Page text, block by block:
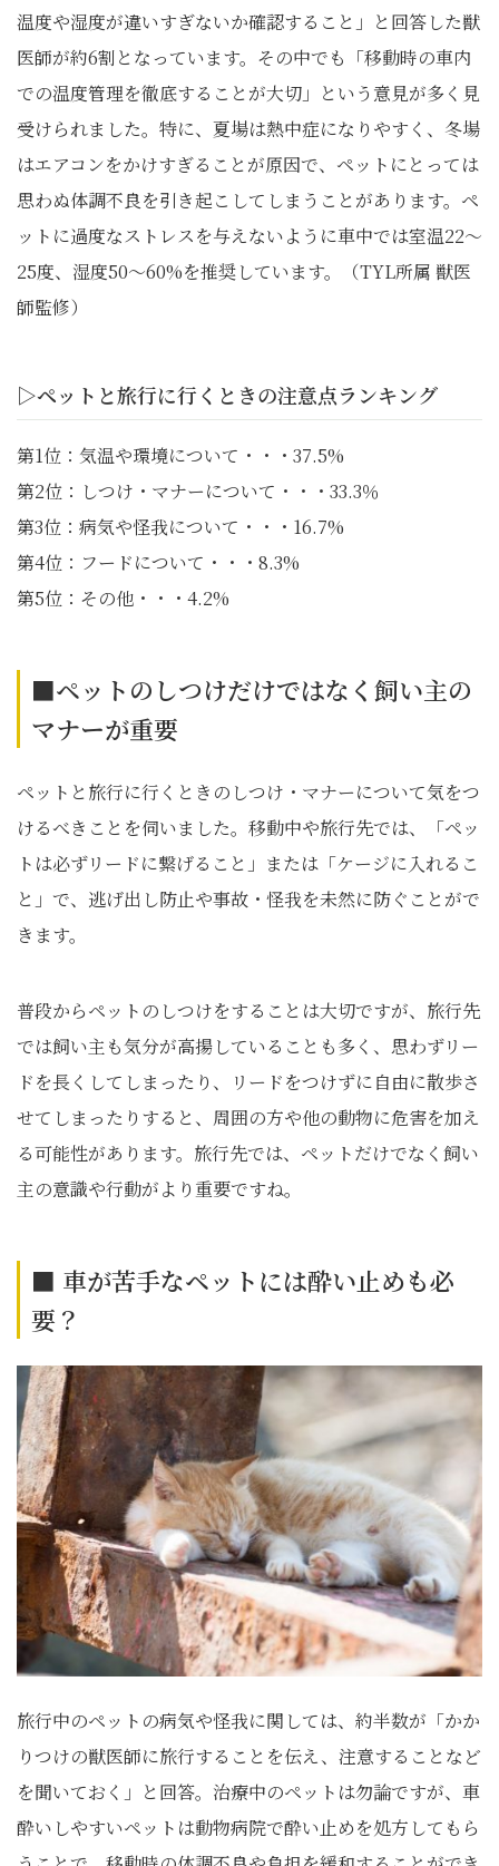
温度や湿度が違いすぎないか確認すること」と回答した獣
医師が約6割となっています。その中でも「移動時の車内
での温度管理を徹底することが大切」という意見が多く見
受けられました。特に、夏場は熱中症になりやすく、冬場
はエアコンをかけすぎることが原因で、ペットにとっては
思わぬ体調不良を引き起こしてしまうことがあります。ペ
ットに過度なストレスを与えないように車中では室温22～
25度、湿度50～60%を推奨しています。（TYL所属 獣医
師監修）
▷ペットと旅行に行くときの注意点ランキング
第1位：気温や環境について・・・37.5%
第2位：しつけ・マナーについて・・・33.3％
第3位：病気や怪我について・・・16.7%
第4位：フードについて・・・8.3%
第5位：その他・・・4.2%
■ペットのしつけだけではなく飼い主の
マナーが重要
ペットと旅行に行くときのしつけ・マナーについて気をつ
けるべきことを伺いました。移動中や旅行先では、「ペッ
トは必ずリードに繋げること」または「ケージに入れるこ
と」で、逃げ出し防止や事故・怪我を未然に防ぐことがで
きます。
普段からペットのしつけをすることは大切ですが、旅行先
では飼い主も気分が高揚していることも多く、思わずリー
ドを長くしてしまったり、リードをつけずに自由に散歩さ
せてしまったりすると、周囲の方や他の動物に危害を加え
る可能性があります。旅行先では、ペットだけでなく飼い
主の意識や行動がより重要ですね。
■ 車が苦手なペットには酔い止めも必
要？
旅行中のペットの病気や怪我に関しては、約半数が「かか
りつけの獣医師に旅行することを伝え、注意することなど
を聞いておく」と回答。治療中のペットは勿論ですが、車
酔いしやすいペットは動物病院で酔い止めを処方してもら